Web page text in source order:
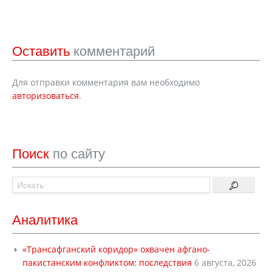
Оставить комментарий
Для отправки комментария вам необходимо
авторизоваться.
Поиск по сайту
Аналитика
«Трансафганский коридор» охвачен афгано-
пакистанским конфликтом: последствия 6 августа, 2026